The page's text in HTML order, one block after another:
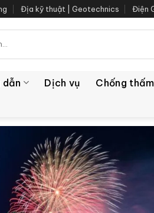
Địa kỹ thuật | Geotechnics Điện
dẫn Dịch vụ Chống thấm